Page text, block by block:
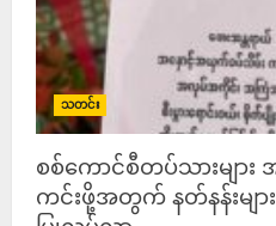
သတင်း
စစ်ကောင်စီတပ်သားမျာ
ကင်းဖို့အတွက် နတ်နန်းမျာ